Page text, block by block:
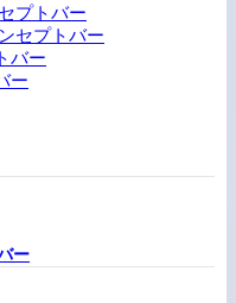
プトバー
セプトバー
バー
ー
ー